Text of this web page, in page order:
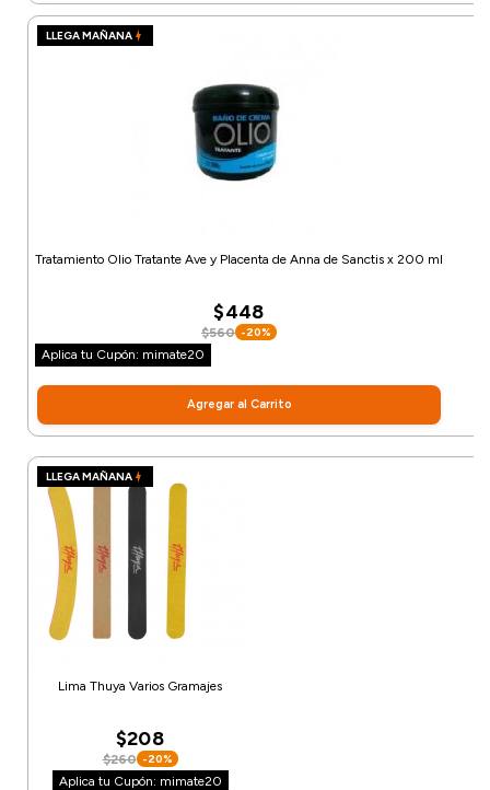
LLEGA MAÑANA
Tratamiento Olio Tratante Ave y Placenta de Anna de Sanctis x 200 ml
$448
$560 -20%
Aplica tu Cupón: mimate20
Agregar al Carrito
LLEGA MAÑANA
Lima Thuya Varios Gramajes
$208
$260 -20%
Aplica tu Cupón: mimate20